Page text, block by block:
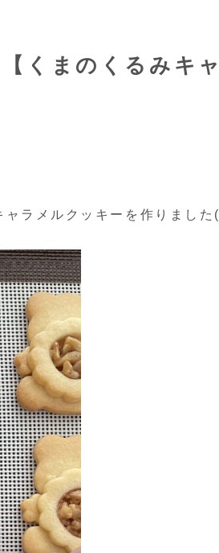
くまのくるみキ
ャラメルクッキーを作りまし